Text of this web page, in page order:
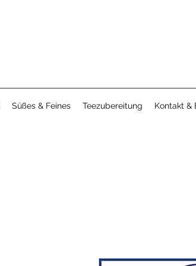
Süßes & Feines Teezubereitung Kontakt &